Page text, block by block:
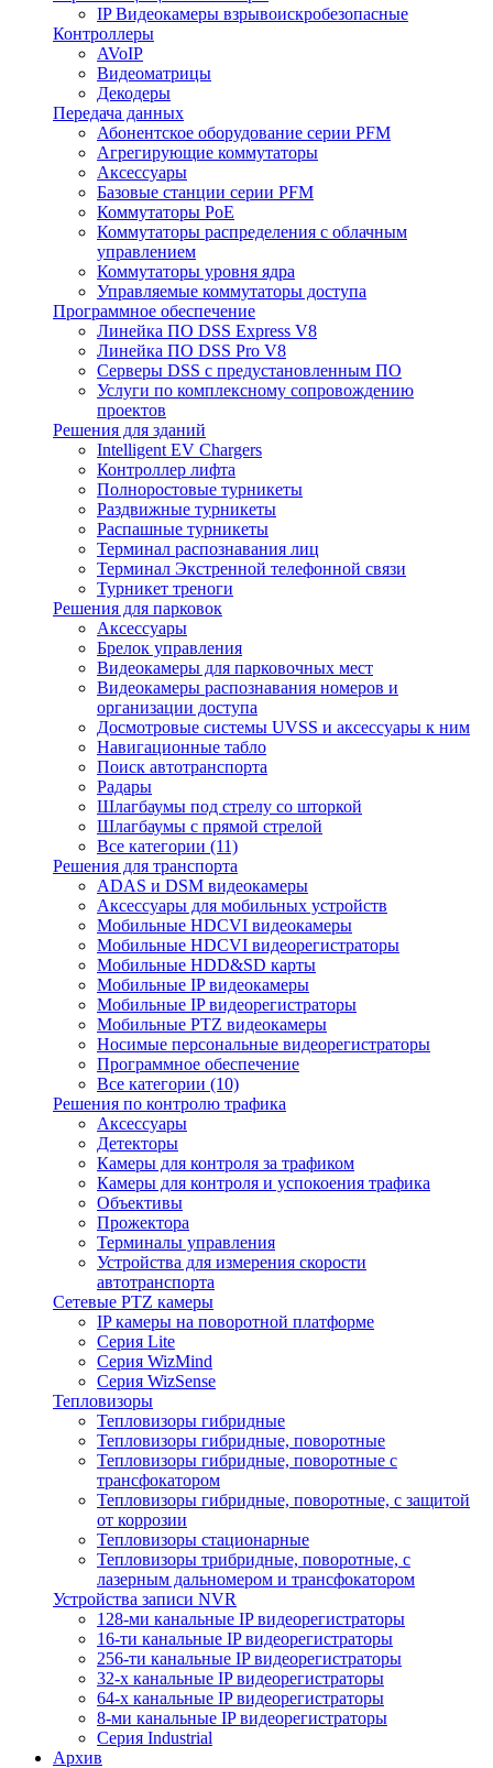
IP Видеокамеры взрывоискробезопасные
Контроллеры
AVoIP
Видеоматрицы
Декодеры
Передача данных
Абонентское оборудование серии PFM
Агрегирующие коммутаторы
Аксессуары
Базовые станции серии PFM
Коммутаторы PoE
Коммутаторы распределения с облачным
управлением
Коммутаторы уровня ядра
Управляемые коммутаторы доступа
Программное обеспечение
Линейка ПО DSS Express V8
Линейка ПО DSS Pro V8
Серверы DSS с предустановленным ПО
Услуги по комплексному сопровождению
проектов
Решения для зданий
Intelligent EV Chargers
Контроллер лифта
Полноростовые турникеты
Раздвижные турникеты
Распашные турникеты
Терминал распознавания лиц
Терминал Экстренной телефонной связи
Турникет треноги
Решения для парковок
Аксессуары
Брелок управления
Видеокамеры для парковочных мест
Видеокамеры распознавания номеров и
организации доступа
Досмотровые системы UVSS и аксессуары к ним
Навигационные табло
Поиск автотранспорта
Радары
Шлагбаумы под стрелу со шторкой
Шлагбаумы с прямой стрелой
Все категории (11)
Решения для транспорта
ADAS и DSM видеокамеры
Аксессуары для мобильных устройств
Мобильные HDCVI видеокамеры
Мобильные HDCVI видеорегистраторы
Мобильные HDD&SD карты
Мобильные IP видеокамеры
Мобильные IP видеорегистраторы
Мобильные PTZ видеокамеры
Носимые персональные видеорегистраторы
Программное обеспечение
Все категории (10)
Решения по контролю трафика
Аксессуары
Детекторы
Камеры для контроля за трафиком
Камеры для контроля и успокоения трафика
Объективы
Прожектора
Терминалы управления
Устройства для измерения скорости
автотранспорта
Сетевые PTZ камеры
IP камеры на поворотной платформе
Серия Lite
Серия WizMind
Серия WizSense
Тепловизоры
Тепловизоры гибридные
Тепловизоры гибридные, поворотные
Тепловизоры гибридные, поворотные с
трансфокатором
Тепловизоры гибридные, поворотные, с защитой
от коррозии
Тепловизоры стационарные
Тепловизоры трибридные, поворотные, с
лазерным дальномером и трансфокатором
Устройства записи NVR
128-ми канальные IP видеорегистраторы
16-ти канальные IP видеорегистраторы
256-ти канальные IP видеорегистраторы
32-х канальные IP видеорегистраторы
64-х канальные IP видеорегистраторы
8-ми канальные IP видеорегистраторы
Серия Industrial
Архив